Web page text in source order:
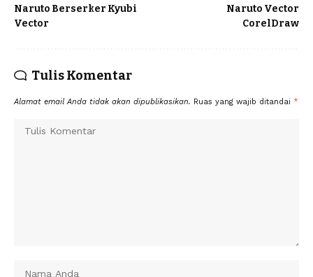
Naruto Berserker Kyubi
Vector
Naruto Vector
CorelDraw
Tulis Komentar
Alamat email Anda tidak akan dipublikasikan. Ruas yang wajib ditandai *